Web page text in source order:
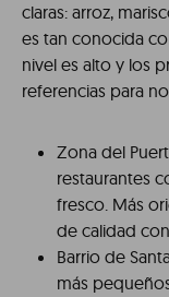
claras: arroz,
es tan conocida
nivel es alto y los
referencias para
Zona del
restaurantes
fresco. Más
de calidad
Barrio de
más